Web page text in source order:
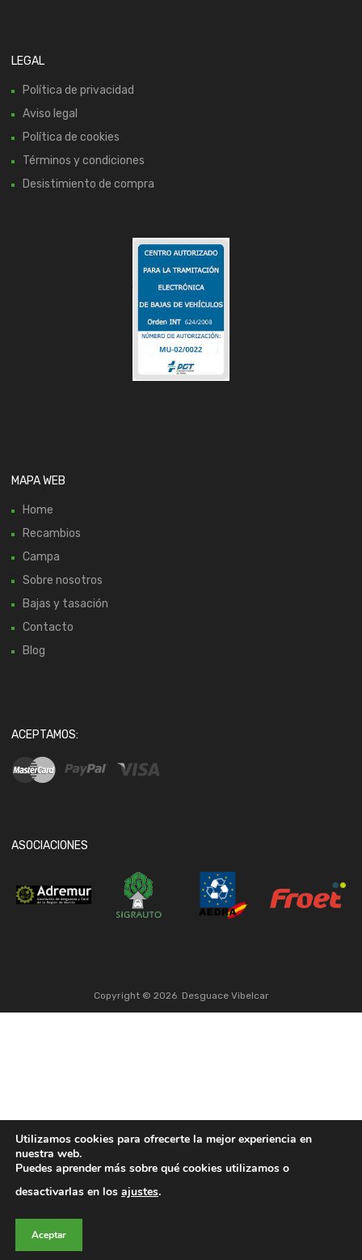
LEGAL
Política de privacidad
Aviso legal
Política de cookies
Términos y condiciones
Desistimiento de compra
MAPA WEB
Home
Recambios
Campa
Sobre nosotros
Bajas y tasación
Contacto
Blog
ACEPTAMOS:
ASOCIACIONES
Copyright © 2026 Desguace Vibelcar
Utilizamos cookies para ofrecerte la mejor experiencia en
nuestra web.
Puedes aprender más sobre qué cookies utilizamos o
desactivarlas en los ajustes.
Aceptar